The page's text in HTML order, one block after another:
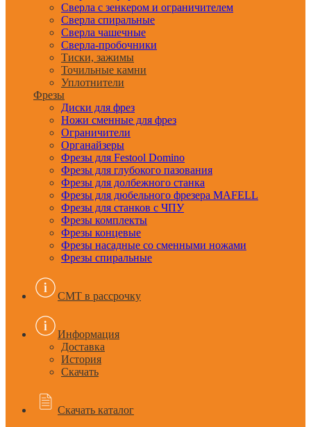
Сверла с зенкером и ограничителем
Сверла спиральные
Сверла чашечные
Сверла-пробочники
Тиски, зажимы
Точильные камни
Уплотнители
Фрезы
Диски для фрез
Ножи сменные для фрез
Ограничители
Органайзеры
Фрезы для Festool Domino
Фрезы для глубокого пазования
Фрезы для долбежного станка
Фрезы для дюбельного фрезера MAFELL
Фрезы для станков с ЧПУ
Фрезы комплекты
Фрезы концевые
Фрезы насадные со сменными ножами
Фрезы спиральные
CMT в рассрочку
Информация
Доставка
История
Скачать
Скачать каталог